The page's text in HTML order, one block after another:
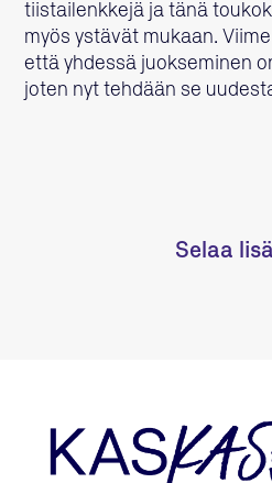
tiistailenkkejä ja tänä
myös ystävät mukaan.
että yhdessä juokseminen
joten nyt tehdään se
Selaa